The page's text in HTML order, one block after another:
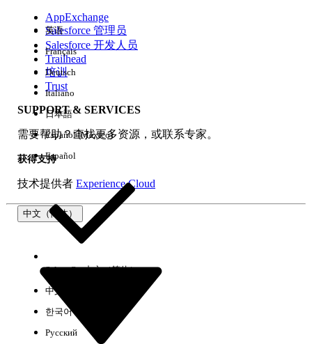
体验
AppExchange
Salesforce 管理员
Salesforce 开发人员
Trailhead
培训
Trust
SUPPORT & SERVICES
需要帮助？查找更多资源，或联系专家。
获得支持
技术提供者 Experience Cloud
中文（简体）
英语
Français
Deutsch
Italiano
日本語
Español (México)
Español
Select Org中文（简体）
中文（繁体）
한국어
Русский